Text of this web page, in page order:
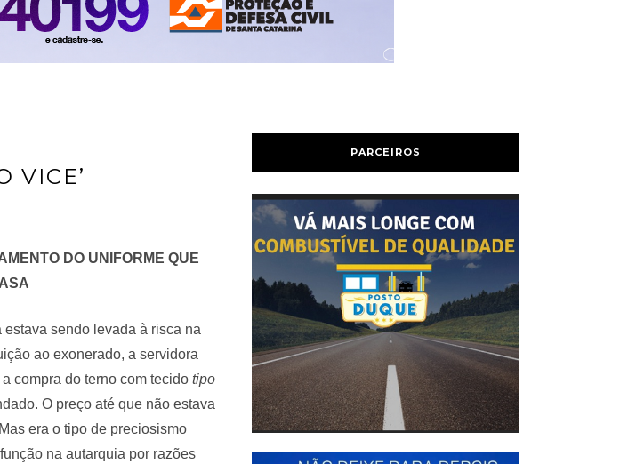
VICE’
DO UNIFORME QUE
sendo levada à risca na
ao exonerado, a servidora
compra do terno com tecido tipo
O preço até que não estava
era o tipo de preciosismo
na autarquia por razões
PARCEIROS